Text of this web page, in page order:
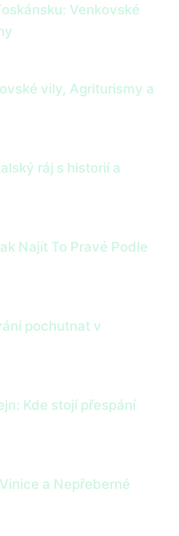
Venkovské
vily, Agriturismy a
ráj s historií a
Najít To Pravé Podle
pochutnat v
Kde stojí přespání
a Nepřeberné